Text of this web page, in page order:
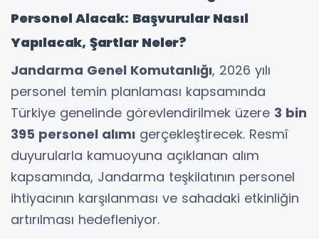
Personel Alacak: Başvurular Nasıl
Yapılacak, Şartlar Neler?
Jandarma Genel Komutanlığı, 2026 yılı
personel temin planlaması kapsamında
Türkiye genelinde görevlendirilmek üzere 3 bin
395 personel alımı gerçekleştirecek. Resmî
duyurularla kamuoyuna açıklanan alım
kapsamında, Jandarma teşkilatının personel
ihtiyacının karşılanması ve sahadaki etkinliğin
artırılması hedefleniyor.